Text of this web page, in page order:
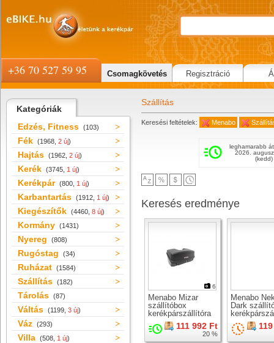
Kategóriák
Edzés, Fitness (103)
Fék (1968, 2 új)
Hajtás (1962, 2 új)
Kerék (3745, 1 új)
Kerékpár (800, 1 új)
Karbantartás (1912, 1 új)
Kiegészítők (4460, 8 új)
Kormány (1431)
Nyereg (808)
Rugóstag (34)
Ruházat (1584)
Szállítás (182)
Tárolás (87)
Váltás (1199, 3 új)
Váz (293)
Villa (508, 1 új)
Szállítás
Keresési feltételek: Menabo
leghamarabb
2026.
(kedd)
Keresés eredménye
6
Menabo Mizar
szállítóbox
kerékpárszállítóra
111 992 Ft
20 %
Menabo
Dark
+36 70 527 59 95 Csomagkövetés Regisztráció